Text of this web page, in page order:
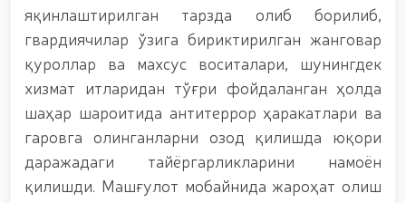
полковник B.Tashmatov Сирдарё ва Жиззах
вилоятида ўрганиш ишларини олиб борди //
“Ҳарбий таълим тизимида илм-фан ва педагогик
технологияларни ривожлантириш истиқболлари”
мавзусида республика ҳарбий илмий-амалий
конференцияси ташкил этилди. // Миллий гвардия
қўмондони генерал-полковник B.Tashmatov илк
манзилли ишларини Юнусобод туманида амалга
оширди. // Самарқанд ва Бухоро вилояталарида
хавфсиз муҳитни яратиш ва жамоат
хавфсизлигини ишончли таъминлаш бўйича
яқинлаштирилган тарзда олиб борилиб,
гвардиячилар ўзига бириктирилган жанговар
қуроллар ва махсус воситалари, шунингдек
хизмат итларидан тўғри фойдаланган ҳолда
шаҳар шароитида антитеррор ҳаракатлари ва
гаровга олинганларни озод қилишда юқори
даражадаги тайёргарликларини намоён
қилишди. Машғулот мобайнида жароҳат олиш